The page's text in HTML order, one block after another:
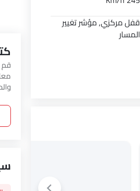
قفل مركزي, مؤشر تغيير
المسار
قم